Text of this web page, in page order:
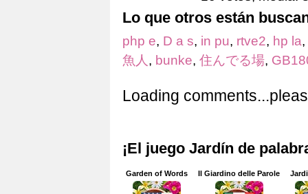
Lo que otros están
php e, D a s, in pu, rtve2, hp la,
魚人 , bunke, 住んでる場,
Loading
¡El juego Jardín de
Garden of Words Il Giardino delle Parole